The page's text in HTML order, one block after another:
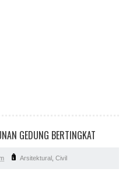
GEDUNG BERTINGKAT
Arsitektural , Civil